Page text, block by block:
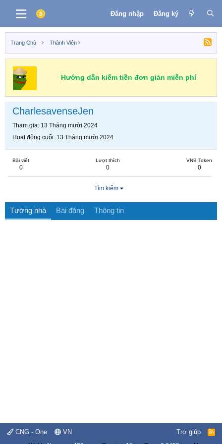
Đăng nhập Đăng ký
Trang Chủ Thành Viên
Hướng dẫn kiếm tiền đơn giản miễn phí
CharlesavenseJen
Tham gia 13 Tháng mười 2024
Hoạt động cuối 13 Tháng mười 2024
Bài viết
0
Lượt thích
0
VNB Token
0
Tìm kiếm
Tường nhà Bài đăng Thông tin
CNG - One VN Trợ giúp
R